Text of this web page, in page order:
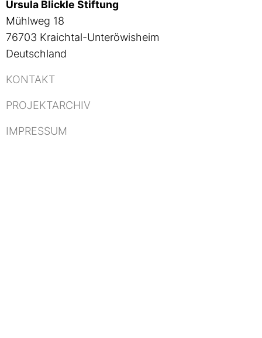
Ursula Blickle Stiftung
Mühlweg 18
76703 Kraichtal-Unteröwisheim
Deutschland
KONTAKT
PROJEKTARCHIV
IMPRESSUM